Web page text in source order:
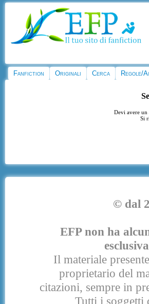
Fanfiction Originali Cerca Regole/
Devi avere un
Si
© dal
EFP non ha
Il materiale
proprietario del
citazioni, sempre in
Tutti i soggetti